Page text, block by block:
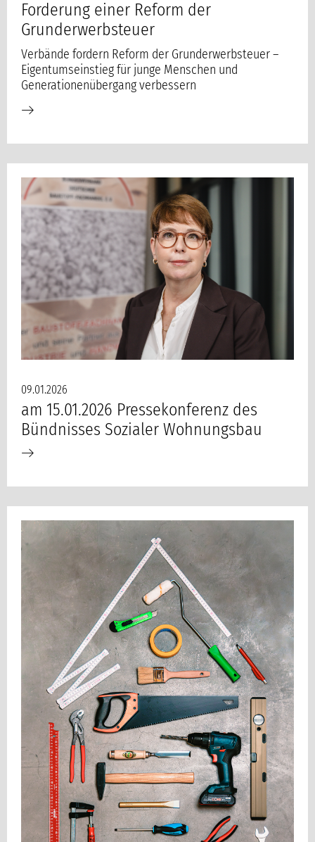
Forderung einer Reform der
Grunderwerbsteuer
Verbände fordern Reform der Grunderwerbsteuer –
Eigentumseinstieg für junge Menschen und
Generationenübergang verbessern
09.01.2026
am 15.01.2026 Pressekonferenz des
Bündnisses Sozialer Wohnungsbau